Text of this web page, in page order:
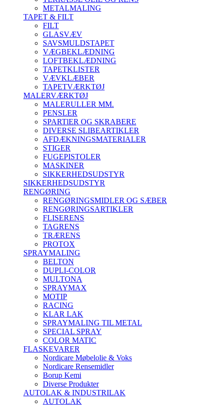
METALMALING
TAPET & FILT
FILT
GLASVÆV
SAVSMULDSTAPET
VÆGBEKLÆDNING
LOFTBEKLÆDNING
TAPETKLISTER
VÆVKLÆBER
TAPETVÆRKTØJ
MALERVÆRKTØJ
MALERULLER MM.
PENSLER
SPARTlER OG SKRABERE
DIVERSE SLIBEARTIKLER
AFDÆKNINGSMATERIALER
STIGER
FUGEPISTOLER
MASKINER
SIKKERHEDSUDSTYR
SIKKERHEDSUDSTYR
RENGØRING
RENGØRINGSMIDLER OG SÆBER
RENGØRINGSARTIKLER
FLISERENS
TAGRENS
TRÆRENS
PROTOX
SPRAYMALING
BELTON
DUPLI-COLOR
MULTONA
SPRAYMAX
MOTIP
RACING
KLAR LAK
SPRAYMALING TIL METAL
SPECIAL SPRAY
COLOR MATIC
FLASKEVARER
Nordicare Møbelolie & Voks
Nordicare Rensemidler
Borup Kemi
Diverse Produkter
AUTOLAK & INDUSTRILAK
AUTOLAK